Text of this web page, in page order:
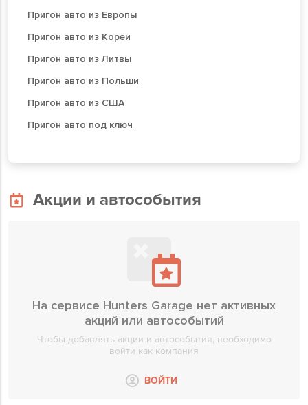
Пригон авто из Европы
Пригон авто из Кореи
Пригон авто из Литвы
Пригон авто из Польши
Пригон авто из США
Пригон авто под ключ
Акции и автособытия
На сервисе Hunters Garage нет активных
акций или автособытий
Чтобы добавлять акции и автособытия, необходимо
войти как компания
ВОЙТИ